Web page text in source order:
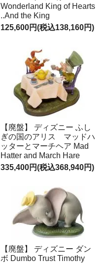
Wonderland King of Hearts
..And the King
125,600円(税込138,160円)
【廃盤】 ディズニー ふし
ぎの国のアリス マッドハ
ッターとマーチヘア Mad
Hatter and March Hare
335,400円(税込368,940円)
【廃盤】 ディズニー ダン
ボ Dumbo Trust Timothy